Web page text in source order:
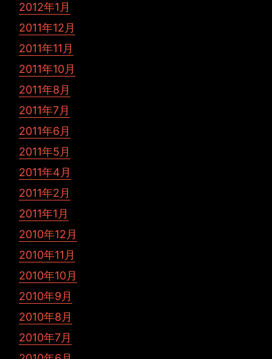
2012年1月
2011年12月
2011年11月
2011年10月
2011年8月
2011年7月
2011年6月
2011年5月
2011年4月
2011年2月
2011年1月
2010年12月
2010年11月
2010年10月
2010年9月
2010年8月
2010年7月